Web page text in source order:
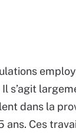
dans la
Ces